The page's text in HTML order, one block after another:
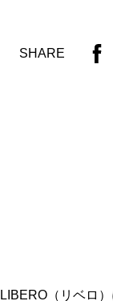
SHARE
（リベロ